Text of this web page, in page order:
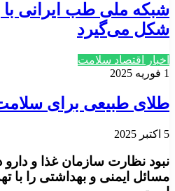
شبکه ملی طب ایرانی با
شکل می‌گیرد
اخبار اقتصاد سلامت
1 فوریه 2025
طلای طبیعی برای
5 اکتبر 2025
نبود نظارت سازمان غذا و
مسائل ایمنی و بهداشتی را با